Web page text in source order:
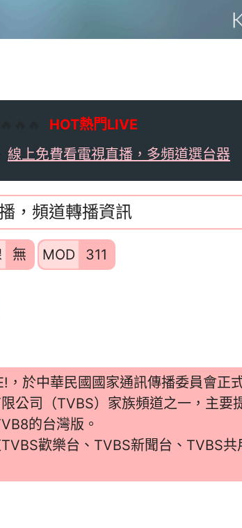
HOT熱門LIVE
線上免費看電視直播，多頻道選台器
，頻道轉播資訊
無 MOD 311
於中華民國國家通訊傳播委員會正
公司（TVBS）家族頻道之一，主要
的台灣版。
歡樂台、TVBS新聞台、TVBS共